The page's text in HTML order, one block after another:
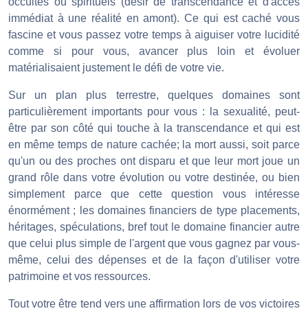
immédiat à une réalité en amont). Ce qui est caché vous
fascine et vous passez votre temps à aiguiser votre lucidité
comme si pour vous, avancer plus loin et évoluer
matérialisaient justement le défi de votre vie.
Sur un plan plus terrestre, quelques domaines sont
particulièrement importants pour vous : la sexualité, peut-
être par son côté qui touche à la transcendance et qui est
en même temps de nature cachée; la mort aussi, soit parce
qu'un ou des proches ont disparu et que leur mort joue un
grand rôle dans votre évolution ou votre destinée, ou bien
simplement parce que cette question vous intéresse
énormément ; les domaines financiers de type placements,
héritages, spéculations, bref tout le domaine financier autre
que celui plus simple de l'argent que vous gagnez par vous-
même, celui des dépenses et de la façon d'utiliser votre
patrimoine et vos ressources.
Tout votre être tend vers une affirmation lors de vos victoires